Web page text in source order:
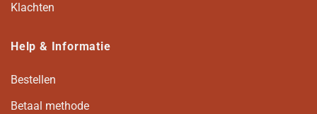
Klachten
Help & Informatie
Bestellen
Betaal methode